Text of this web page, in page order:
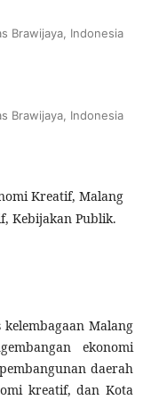
Brawijaya, Indonesia
Brawijaya, Indonesia
Kreatif, Malang
Kebijakan Publik.
Malang
ekonomi
daerah
kreatif, dan Kota